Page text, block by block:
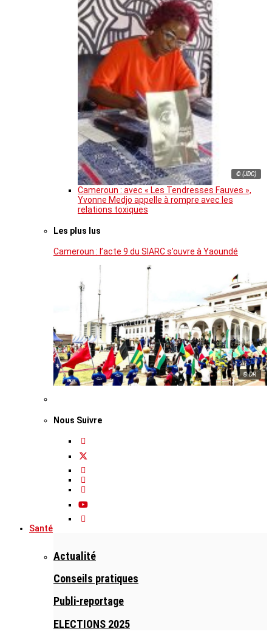
© (JDC)
Cameroun : avec « Les Tendresses Fauves »,
Yvonne Medjo appelle à rompre avec les
relations toxiques
Les plus lus
Cameroun : l’acte 9 du SIARC s’ouvre à Yaoundé
© DR
Nous Suivre
Santé
Actualité
Conseils pratiques
Publi-reportage
ELECTIONS 2025